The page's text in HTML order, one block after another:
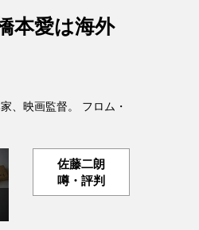
本愛は海外
、映画監督。 フロム・
佐藤二朗
噂・評判